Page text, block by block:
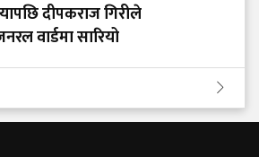
दीपकराज गिरीले
वार्डमा सारियो